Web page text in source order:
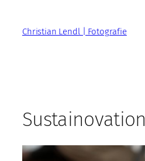
springenChristian Lendl | Fotografie
Sustainovation